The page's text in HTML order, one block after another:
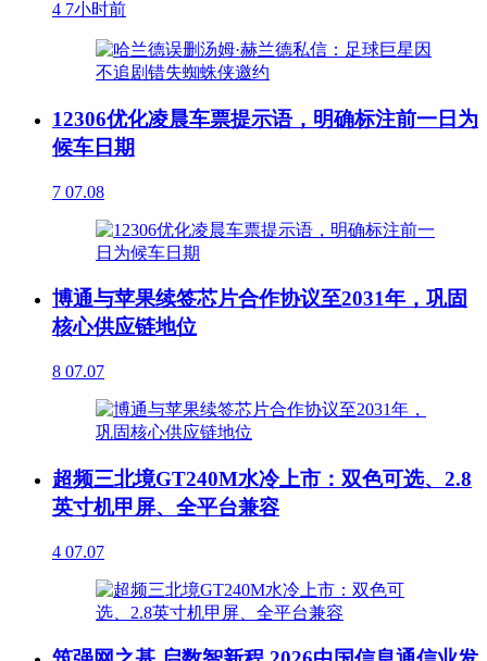
4 7小时前
12306优化凌晨车票提示语，明确标注前一日为
候车日期
7 07.08
博通与苹果续签芯片合作协议至2031年，巩固
核心供应链地位
8 07.07
超频三北境GT240M水冷上市：双色可选、2.8
英寸机甲屏、全平台兼容
4 07.07